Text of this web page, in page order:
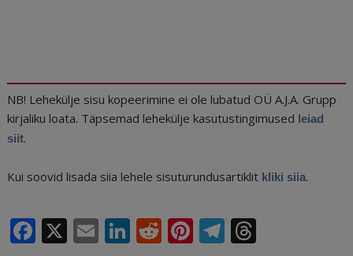
NB! Lehekülje sisu kopeerimine ei ole lubatud OÜ A.J.A. Grupp
kirjaliku loata. Täpsemad lehekülje kasutustingimused leiad
siit.
Kui soovid lisada siia lehele sisuturundusartiklit kliki siia.
F X E Li R Pi T